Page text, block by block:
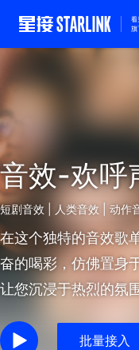
音效-欢呼
短剧音效 | 人类音效 | 动作
在这个独特的音效歌
奋的喝彩，仿佛置身
让您沉浸于热烈的氛
批量接入